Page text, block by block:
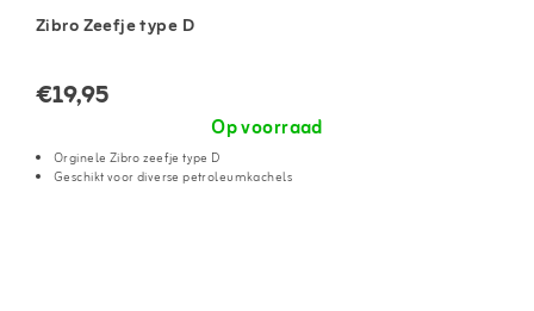
Zibro Zeefje type D
€19,95
Op voorraad
Orginele Zibro zeefje type D
Geschikt voor diverse petroleumkachels